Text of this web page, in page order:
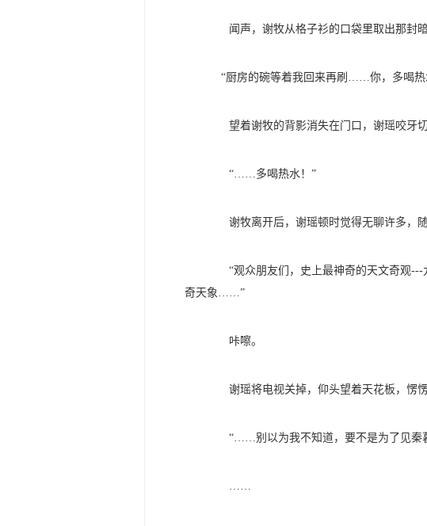
闻声，谢牧从格子衫的口袋里取出那封暗
“厨房的碗等着我回来再刷……你，多喝热
望着谢牧的背影消失在门口，谢瑶咬牙切
“……多喝热水！”
谢牧离开后，谢瑶顿时觉得无聊许多，随
“观众朋友们，史上最神奇的天文奇观---
奇天象……”
咔嚓。
谢瑶将电视关掉，仰头望着天花板，愣愣
“……别以为我不知道，要不是为了见秦暮
……